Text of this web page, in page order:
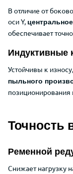
В отличие от
оси Y,
обеспечивает
Индуктивные
Устойчивы к
пыльного
позиционирования
Точность
Ременной
Снижает нагрузку